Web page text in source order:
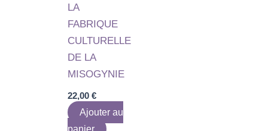
LA
FABRIQUE
CULTURELLE
DE LA
MISOGYNIE
22,00€
Ajouter au